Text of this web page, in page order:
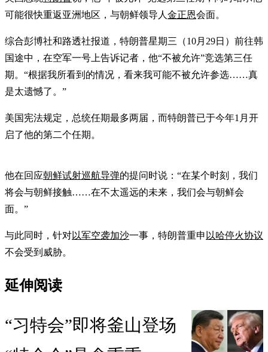
可能很快重返亚洲地区，与朝鲜领导人 金正恩会面。
综合彭博社和路透社报道，特朗普星期三（10月29日）前往韩
国途中，在空军一号上告诉记者，他“不被允许”竞选第三任
期。“根据我所看到的情况，看来我可能不被允许参选……真
是太遗憾了。”
美国宪法规定，总统任期最多两届，而特朗普已于今年1月开
启了他的第二个任期。
他在回应朝鲜试射巡航导弹的提问时说：“在某个时刻，我们
将会与朝鲜接触……在不太遥远的未来，我们会与朝鲜会
面。”
与此同时，针对以军空袭加沙一事，特朗普重申 以哈停火协议
不会受到威胁。
延伸阅读
“习特会”即将釜山登场